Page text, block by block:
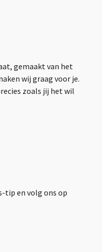
gemaakt van het
wij graag voor je.
zoals jij het wil
tip en volg ons op